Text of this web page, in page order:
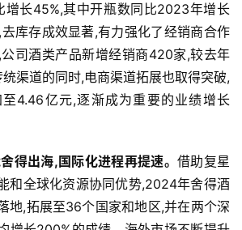
增长45%,其中开瓶数同比2023年增长
库存成效显著,有力强化了经销商合作
司酒类产品新增经销商420家,较去年
渠道的同时,电商渠道拓展也取得突破,
4.46亿元,逐渐成为重要的业绩增长
得出海,国际化进程再提速。 借助复星
和全球化资源协同优势,2024年舍得酒
地,拓展至36个国家和地区,并在两个深